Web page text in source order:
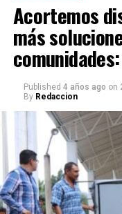
Acortemos
más
Published 4 años ago on
By Redaccion